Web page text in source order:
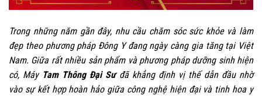
Trong những năm gần đây, nhu cầu chăm sóc sức khỏe và làm
đẹp theo phương pháp Đông Y đang ngày càng gia tăng tại Việt
Nam. Giữa rất nhiều sản phẩm và phương pháp dưỡng sinh hiện
có, Máy Tam Thông Đại Sưđã khẳng định vị thế dẫn đầu nhờ
vào sự kết hợp hoàn hảo giữa công nghệ hiện đại và tinh hoa y